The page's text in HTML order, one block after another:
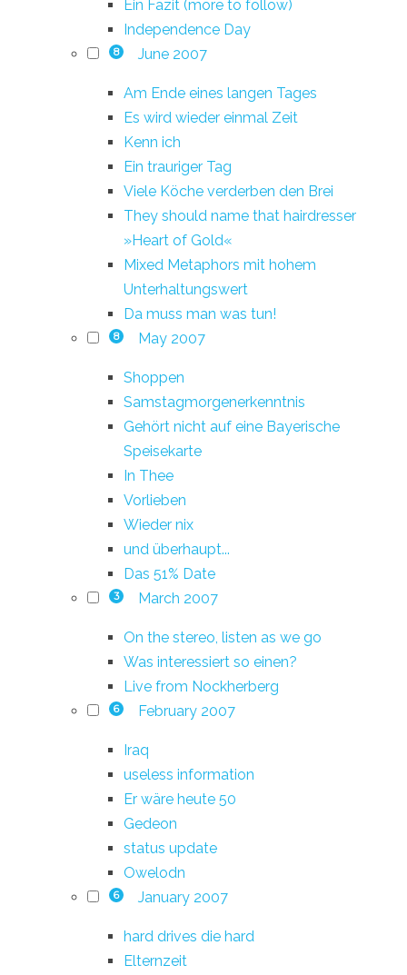
Ein Fazit (more to follow)
Independence Day
8 June 2007
Am Ende eines langen Tages
Es wird wieder einmal Zeit
Kenn ich
Ein trauriger Tag
Viele Köche verderben den Brei
They should name that hairdresser
»Heart of Gold«
Mixed Metaphors mit hohem
Unterhaltungswert
Da muss man was tun!
8 May 2007
Shoppen
Samstagmorgenerkenntnis
Gehört nicht auf eine Bayerische
Speisekarte
In Thee
Vorlieben
Wieder nix
und überhaupt...
Das 51% Date
3 March 2007
On the stereo, listen as we go
Was interessiert so einen?
Live from Nockherberg
6 February 2007
Iraq
useless information
Er wäre heute 50
Gedeon
status update
Owelodn
6 January 2007
hard drives die hard
Elternzeit